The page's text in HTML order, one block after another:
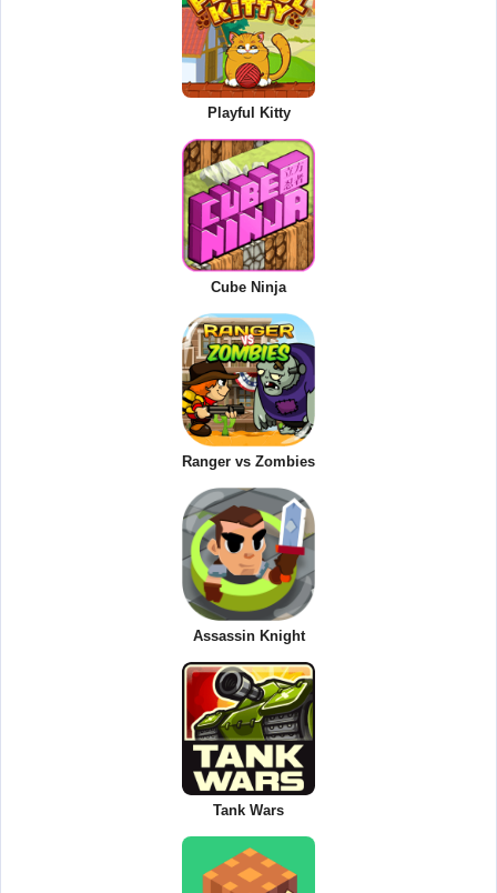
Playful Kitty
Cube Ninja
Ranger vs Zombies
Assassin Knight
Tank Wars